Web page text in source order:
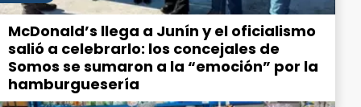
McDonald’s llega a Junín y el oficialismo
salió a celebrarlo: los concejales de
Somos se sumaron a la “emoción” por la
hamburguesería